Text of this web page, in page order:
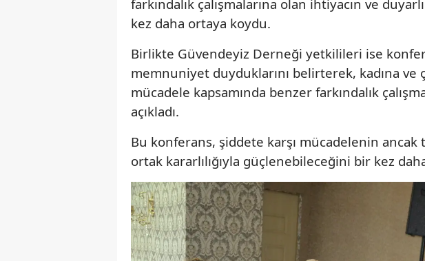
farkındalık çalışmalarına olan ihtiyacın ve
kez daha ortaya koydu.
Birlikte Güvendeyiz Derneği yetkilileri ise
memnuniyet duyduklarını belirterek, kadına ve
mücadele kapsamında benzer farkındalık
açıkladı.
Bu konferans, şiddete karşı mücadelenin
ortak kararlılığıyla güçlenebileceğini bir kez